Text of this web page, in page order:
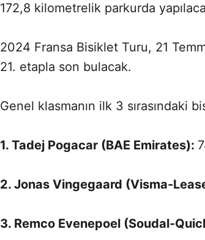
172,8 kilometrelik parkurda
2024 Fransa Bisiklet Turu, 21
21. etapla son bulacak.
Genel klasmanın ilk 3 sırasındaki
1. Tadej Pogacar (BAE Emirates):
2. Jonas Vingegaard (Visma-
3. Remco Evenepoel (Soudal-